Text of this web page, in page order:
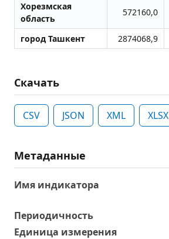
Хорезмская
область
572160,0
город Ташкент 2874068,9
Скачать
CSV JSON XML XLSX
Метаданные
Имя индикатора
Периодичность
Единица измерения